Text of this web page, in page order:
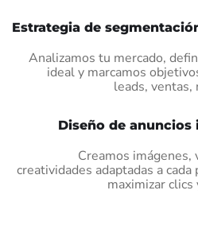
Estrategia de
Analizamos tu mercado,
ideal y marcamos
leads, ventas,
Diseño de anuncios
Creamos
creatividades adaptadas a
maximizar